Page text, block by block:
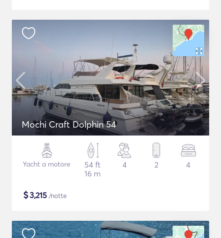
Mochi Craft Dolphin 54
Yacht a motore
54 ft
16 m
4 2 4
$3,215 /notte